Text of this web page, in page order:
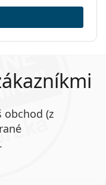
obchod (z